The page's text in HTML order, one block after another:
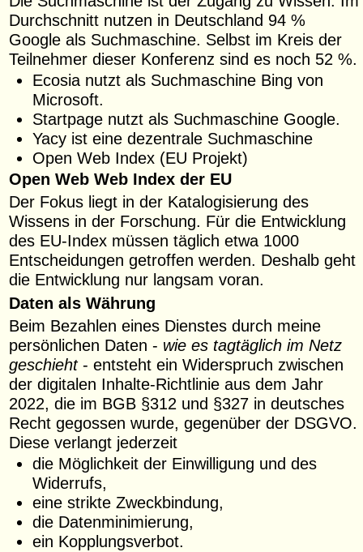
Durchschnitt nutzen in Deutschland 94 %
Google als Suchmaschine. Selbst im Kreis der
Teilnehmer dieser Konferenz sind es noch 52 %.
Ecosia nutzt als Suchmaschine Bing von
Microsoft.
Startpage nutzt als Suchmaschine Google.
Yacy ist eine dezentrale Suchmaschine
Open Web Index (EU Projekt)
Open Web Web Index der EU
Der Fokus liegt in der Katalogisierung des
Wissens in der Forschung. Für die Entwicklung
des EU-Index müssen täglich etwa 1000
Entscheidungen getroffen werden. Deshalb geht
die Entwicklung nur langsam voran.
Daten als Währung
Beim Bezahlen eines Dienstes durch meine
persönlichen Daten - wie es tagtäglich im Netz
geschieht- entsteht ein Widerspruch zwischen
der digitalen Inhalte-Richtlinie aus dem Jahr
2022, die im BGB §312 und §327 in deutsches
Recht gegossen wurde, gegenüber der DSGVO.
Diese verlangt jederzeit
die Möglichkeit der Einwilligung und des
Widerrufs,
eine strikte Zweckbindung,
die Datenminimierung,
ein Kopplungsverbot.